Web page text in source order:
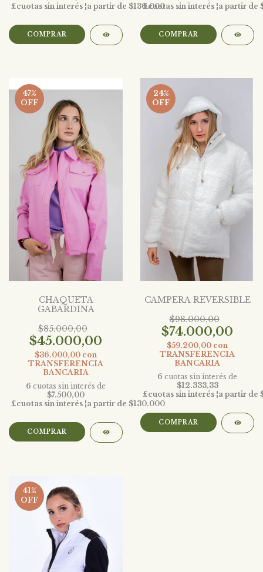
COMPRAR COMPRAR
47%
OFF
CHAQUETA
GABARDINA
$85.000,00
$45.000,00
$36.000,00 con
TRANSFERENCIA
BANCARIA
6 cuotas sin interés de
$7.500,00
COMPRAR
24%
OFF
CAMPERA REVERSIBLE
$98.000,00
$74.000,00
$59.200,00 con
TRANSFERENCIA
BANCARIA
6 cuotas sin interés de
$12.333,33
COMPRAR
41 %
OFF